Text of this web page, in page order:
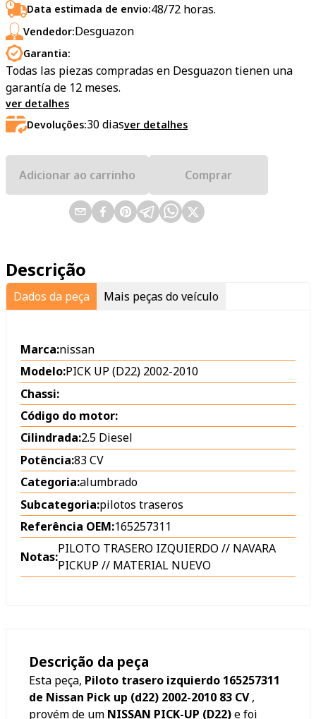
Data estimada de envio:48/72 horas.
Vendedor:Desguazon
Garantia:
Todas las piezas compradas en Desguazon tienen una
garantía de 12 meses.
ver detalhes
Devoluções:30diasver detalhes
Adicionar ao carrinho Comprar
Descrição
Dados da peça Mais peças do veículo
Marca:nissan
Modelo:PICK UP (D22) 2002-2010
Chassi:
Código do motor:
Cilindrada:2.5 Diesel
Potência:83 CV
Categoria:alumbrado
Subcategoria:pilotos traseros
Referência OEM:165257311
Notas:
PILOTO TRASERO IZQUIERDO // NAVARA
PICKUP // MATERIAL NUEVO
Descrição da peça
Esta peça, Piloto trasero izquierdo 165257311
de Nissan Pick up (d22) 2002-2010 83 CV,
provém de um NISSAN PICK-UP (D22)e foi